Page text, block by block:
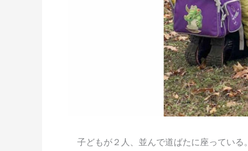
子どもが２人、並んで道ばたに座っている。